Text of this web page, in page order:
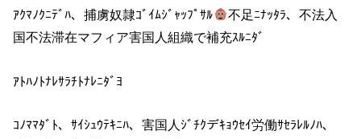
ｱｸﾏﾉｸﾆﾃﾞﾊ、捕虜奴隷ｺﾞｲﾑｼﾞｬｯﾌﾟｻﾙ
不足ﾆﾅｯﾀﾗ、不法入
国不法滞在マフィア害国人組織で補充ｽﾙﾆﾀﾞ
ｱﾄﾊﾉﾄﾅﾚｻﾗﾁﾄﾅﾚﾆﾀﾞﾖ
ｺﾉﾏﾏﾀﾞﾄ、ｻｲｼｭｳﾃｷﾆﾊ、害国人ｼﾞﾁｸデｷｮｳｾｲ労働ｻｾﾗﾚﾙﾉﾊ、